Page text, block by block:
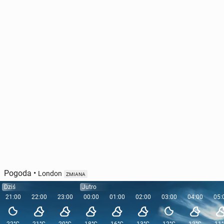
Pogoda • London ZMIANA
Dziś
21:00
22:00 23:00
Jutro
00:00
01:00 02:00 03:00 04:00